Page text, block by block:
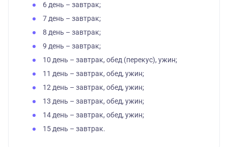
6 день – завтрак;
7 день – завтрак;
8 день – завтрак;
9 день – завтрак;
10 день – завтрак, обед (перекус), ужин;
11 день – завтрак, обед, ужин;
12 день – завтрак, обед, ужин;
13 день – завтрак, обед, ужин;
14 день – завтрак, обед, ужин;
15 день – завтрак.